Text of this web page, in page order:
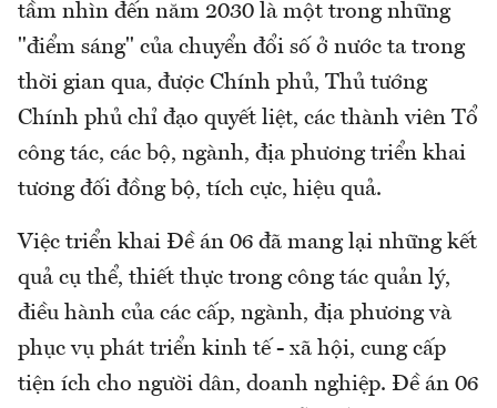
tầm nhìn đến năm 2030 là một trong những
"điểm sáng" của chuyển đổi số ở nước ta trong
thời gian qua, được Chính phủ, Thủ tướng
Chính phủ chỉ đạo quyết liệt, các thành viên Tổ
công tác, các bộ, ngành, địa phương triển khai
tương đối đồng bộ, tích cực, hiệu quả.
Việc triển khai Đề án 06 đã mang lại những kết
quả cụ thể, thiết thực trong công tác quản lý,
điều hành của các cấp, ngành, địa phương và
phục vụ phát triển kinh tế - xã hội, cung cấp
tiện ích cho người dân, doanh nghiệp. Đề án 06